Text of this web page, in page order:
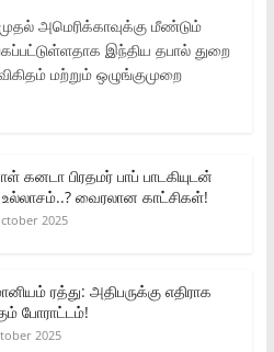
அமெரிக்காவுக்கு மீண்டும்
இந்திய தபால் துறை
மற்றும் ஒழுங்குமுறை
கனடா பிரதமர் பாப் பாடகியுடன்
உல்லாசம்..? வைரலான காட்சிகள்!
2025
ரத்து: அதிபருக்கு எதிராக
போராட்டம்!
2025